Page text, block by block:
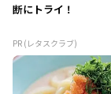
断にトライ！
PR (レタスクラブ)